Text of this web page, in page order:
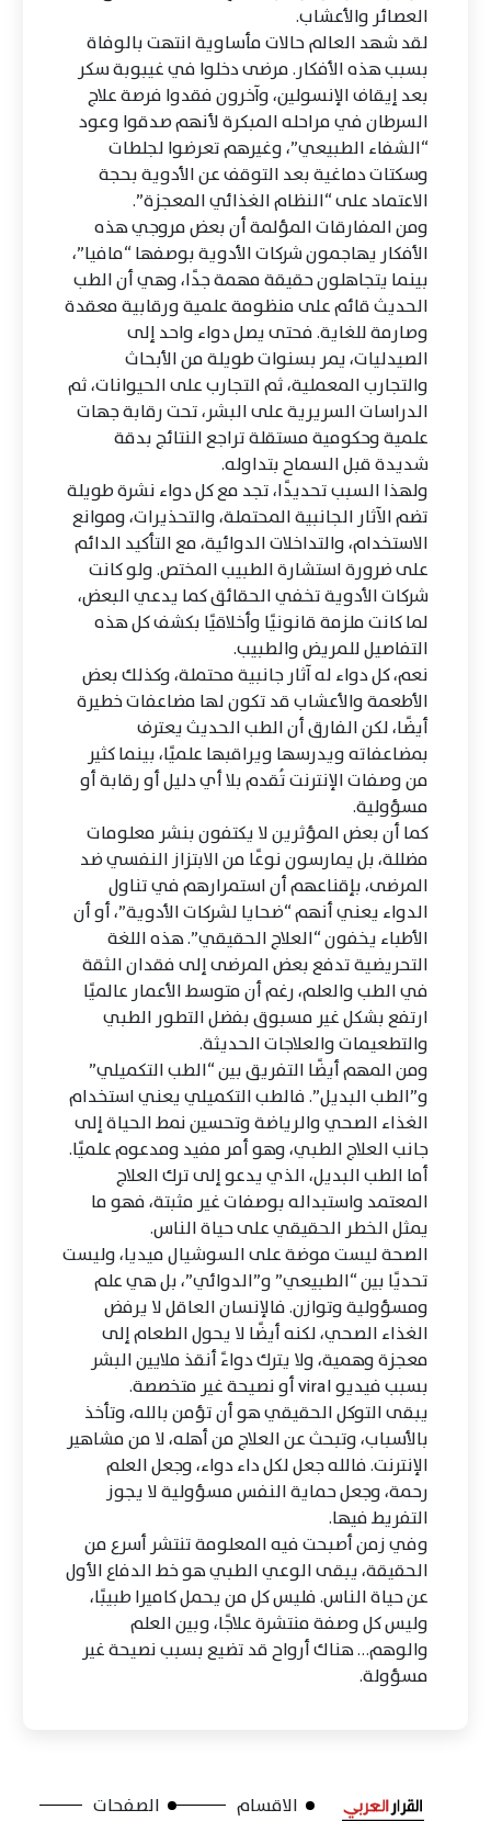
العصائر والأعشاب.
لقد شهد العالم حالات مأساوية انتهت بالوفاة
بسبب هذه الأفكار. مرضى دخلوا في غيبوبة سكر
بعد إيقاف الإنسولين، وآخرون فقدوا فرصة علاج
السرطان في مراحله المبكرة لأنهم صدقوا وعود
“الشفاء الطبيعي”، وغيرهم تعرضوا لجلطات
وسكتات دماغية بعد التوقف عن الأدوية بحجة
الاعتماد على “النظام الغذائي المعجزة”.
ومن المفارقات المؤلمة أن بعض مروجي هذه
الأفكار يهاجمون شركات الأدوية بوصفها “مافيا”،
بينما يتجاهلون حقيقة مهمة جدًا، وهي أن الطب
الحديث قائم على منظومة علمية ورقابية معقدة
وصارمة للغاية. فحتى يصل دواء واحد إلى
الصيدليات، يمر بسنوات طويلة من الأبحاث
والتجارب المعملية، ثم التجارب على الحيوانات، ثم
الدراسات السريرية على البشر، تحت رقابة جهات
علمية وحكومية مستقلة تراجع النتائج بدقة
شديدة قبل السماح بتداوله.
ولهذا السبب تحديدًا، تجد مع كل دواء نشرة طويلة
تضم الآثار الجانبية المحتملة، والتحذيرات، وموانع
الاستخدام، والتداخلات الدوائية، مع التأكيد الدائم
على ضرورة استشارة الطبيب المختص. ولو كانت
شركات الأدوية تخفي الحقائق كما يدعي البعض،
لما كانت ملزمة قانونيًا وأخلاقيًا بكشف كل هذه
التفاصيل للمريض والطبيب.
نعم، كل دواء له آثار جانبية محتملة، وكذلك بعض
الأطعمة والأعشاب قد تكون لها مضاعفات خطيرة
أيضًا، لكن الفارق أن الطب الحديث يعترف
بمضاعفاته ويدرسها ويراقبها علميًا، بينما كثير
من وصفات الإنترنت تُقدم بلا أي دليل أو رقابة أو
مسؤولية.
كما أن بعض المؤثرين لا يكتفون بنشر معلومات
مضللة، بل يمارسون نوعًا من الابتزاز النفسي ضد
المرضى، بإقناعهم أن استمرارهم في تناول
الدواء يعني أنهم “ضحايا لشركات الأدوية”، أو أن
الأطباء يخفون “العلاج الحقيقي”. هذه اللغة
التحريضية تدفع بعض المرضى إلى فقدان الثقة
في الطب والعلم، رغم أن متوسط الأعمار عالميًا
ارتفع بشكل غير مسبوق بفضل التطور الطبي
والتطعيمات والعلاجات الحديثة.
ومن المهم أيضًا التفريق بين “الطب التكميلي”
و”الطب البديل”. فالطب التكميلي يعني استخدام
الغذاء الصحي والرياضة وتحسين نمط الحياة إلى
جانب العلاج الطبي، وهو أمر مفيد ومدعوم علميًا.
أما الطب البديل، الذي يدعو إلى ترك العلاج
المعتمد واستبداله بوصفات غير مثبتة، فهو ما
يمثل الخطر الحقيقي على حياة الناس.
الصحة ليست موضة على السوشيال ميديا، وليست
تحديًا بين “الطبيعي” و”الدوائي”، بل هي علم
ومسؤولية وتوازن. فالإنسان العاقل لا يرفض
الغذاء الصحي، لكنه أيضًا لا يحول الطعام إلى
معجزة وهمية، ولا يترك دواءً أنقذ ملايين البشر
بسبب فيديو viral أو نصيحة غير متخصصة.
يبقى التوكل الحقيقي هو أن تؤمن بالله، وتأخذ
بالأسباب، وتبحث عن العلاج من أهله، لا من مشاهير
الإنترنت. فالله جعل لكل داء دواء، وجعل العلم
رحمة، وجعل حماية النفس مسؤولية لا يجوز
التفريط فيها.
وفي زمن أصبحت فيه المعلومة تنتشر أسرع من
الحقيقة، يبقى الوعي الطبي هو خط الدفاع الأول
عن حياة الناس. فليس كل من يحمل كاميرا طبيبًا،
وليس كل وصفة منتشرة علاجًا، وبين العلم
والوهم… هناك أرواح قد تضيع بسبب نصيحة غير
مسؤولة.
الاقسام الصفحات